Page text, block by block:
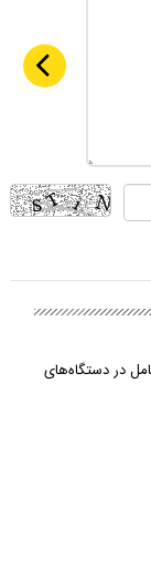
در دستگاه‌های